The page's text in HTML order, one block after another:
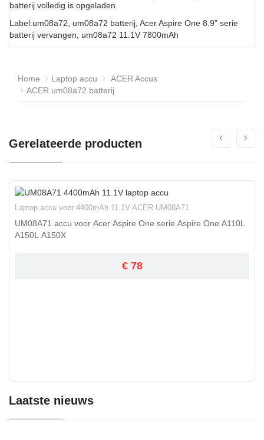
batterij volledig is opgeladen.
Label:um08a72, um08a72 batterij, Acer Aspire One 8.9" serie
batterij vervangen, um08a72 11.1V 7800mAh
Home Laptop accu
ACER Accus
ACER um08a72 batterij
Gerelateerde producten
Laptop accu voor 4400mAh 11.1V ACER UM08A71
UM08A71 accu voor Acer Aspire One serie Aspire One A110L
A150L A150X
€ 78
Laatste nieuws